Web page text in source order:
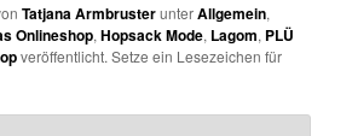
Tatjana ArmbrusterunterAllgemein,
Onlineshop,Hopsack Mode, Lagom, PLÜ
veröffentlicht. Setze ein Lesezeichen für